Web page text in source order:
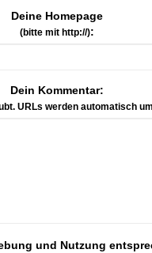
Deine Homepage
(bitte mit http://):
Dein Kommentar:
URLs werden automatisch
und Nutzung